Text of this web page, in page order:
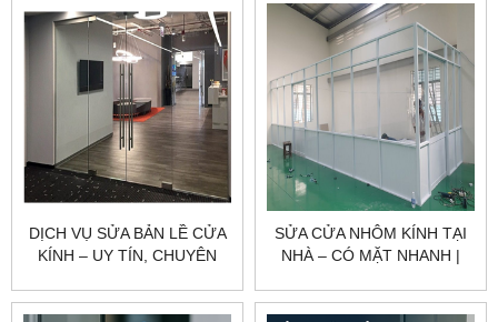
DỊCH VỤ SỬA BẢN LỀ CỬA
KÍNH – UY TÍN, CHUYÊN
SỬA CỬA NHÔM KÍNH TẠI
NHÀ – CÓ MẶT NHANH |